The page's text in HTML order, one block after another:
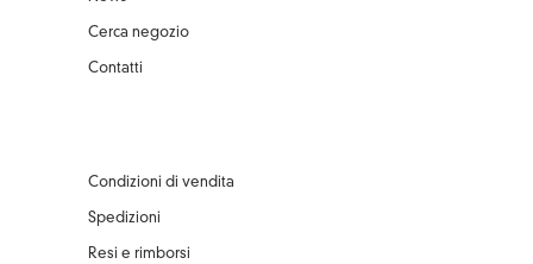
Cerca negozio
Contatti
Condizioni di vendita
Spedizioni
Resi e rimborsi